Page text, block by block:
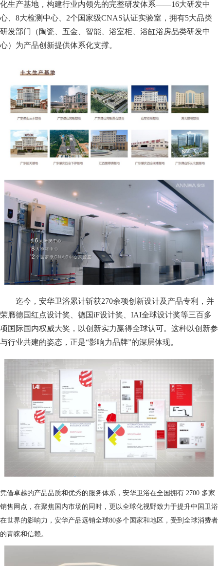
化生产基地，构建行业内领先的完整研发体系——16大研发中
心、8大检测中心、2个国家级CNAS认证实验室，拥有5大品类
研发部门（陶瓷、五金、智能、浴室柜、浴缸浴房品类研发中
心）为产品创新提供体系化支撑。
迄今，安华卫浴累计斩获270余项创新设计及产品专利，并
荣膺德国红点设计奖、德国iF设计奖、IAI全球设计奖等三百多
项国际国内权威大奖，以创新实力赢得全球认可。这种以创新参
与行业共建的姿态，正是“影响力品牌”的深层体现。
凭借卓越的产品品质和优秀的服务体系，安华卫浴在全国拥有 2700 多家
销售网点，在聚焦国内市场的同时，更以全球化视野致力于提升中国卫浴
在世界的影响力，安华产品远销全球80多个国家和地区，受到全球消费者
的青睐和信赖。